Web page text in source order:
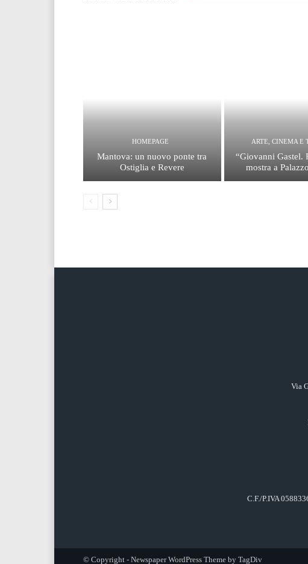
HOMEPAGE
Mantova: un nuovo ponte tra
Ostiglia e Revere
ARTE, CINEMA E
“Giovanni Gastel.
mostra a
Via
C.F./P.IVA
© Copyright - Newspaper WordPress Theme by TagDiv